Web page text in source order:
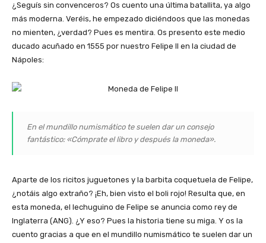
¿Seguís sin convenceros? Os cuento una última batallita, ya algo
más moderna. Veréis, he empezado diciéndoos que las monedas
no mienten, ¿verdad? Pues es mentira. Os presento este medio
ducado acuñado en 1555 por nuestro Felipe II en la ciudad de
Nápoles:
En el mundillo numismático te suelen dar un consejo
fantástico: «Cómprate el libro y después la moneda».
Aparte de los ricitos juguetones y la barbita coquetuela de Felipe,
¿notáis algo extraño? ¡Eh, bien visto el boli rojo! Resulta que, en
esta moneda, el lechuguino de Felipe se anuncia como rey de
Inglaterra (ANG). ¿Y eso? Pues la historia tiene su miga. Y os la
cuento gracias a que en el mundillo numismático te suelen dar un